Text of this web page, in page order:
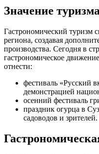
Значение туризма
Гастрономический туризм
региона, создавая
производства. Сегодня в
гастрономическое
отнести:
фестиваль «Русский
демонстрацией
осенний фестиваль
праздник огурца в
садоводов и зрителей.